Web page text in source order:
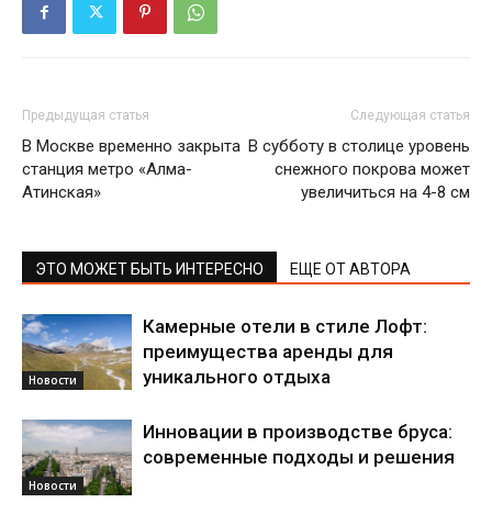
Предыдущая статья
В Москве временно закрыта
станция метро «Алма-
Атинская»
Следующая статья
В субботу в столице уровень
снежного покрова может
увеличиться на 4-8 см
ЭТО МОЖЕТ БЫТЬ ИНТЕРЕСНО ЕЩЕ ОТ АВТОРА
Новости
Камерные отели в стиле Лофт:
преимущества аренды для
уникального отдыха
Новости
Инновации в производстве бруса:
современные подходы и решения